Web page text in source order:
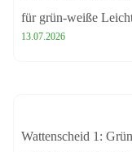
für grün-weiße
13.07.2026
Wattenscheid 1: